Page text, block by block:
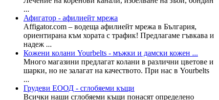
...
Афигатор - афилиейт мрежа
Affigator.com – водеща афилиейт мрежа в България,
ориентирана към хората с трафик! Предлагаме гъвкава и
надеж ...
Кожени колани Yourbelts - мъжки и дамски кожен ...
Много магазини предлагат колани в различни цветове и
шарки, но не залагат на качеството. При нас в Yourbelts
...
Грудеви ЕООД - сглобяеми къщи
Всички наши сглобяеми къщи понасят определено